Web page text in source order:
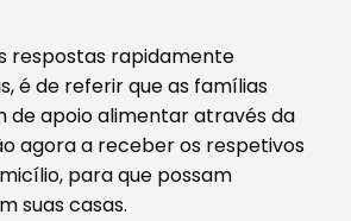
respostas rapidamente
é de referir que as famílias
de apoio alimentar através da
agora a receber os respetivos
para que possam
suas casas.